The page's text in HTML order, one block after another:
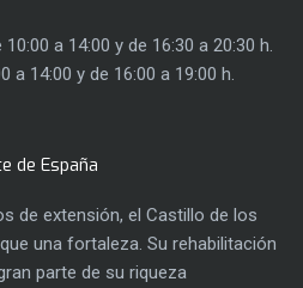
10:00 a 14:00 y de 16:30 a 20:30 h.
a 14:00 y de 16:00 a 19:00 h.
de España
de extensión, el Castillo de los
una fortaleza. Su rehabilitación
parte de su riqueza